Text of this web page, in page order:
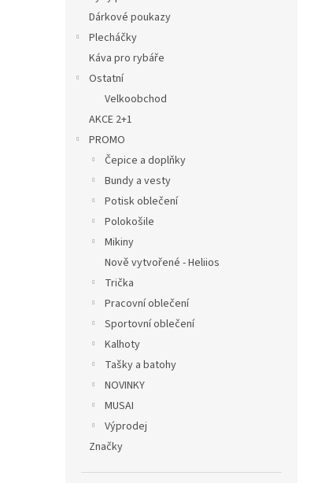
Dárkové poukazy
Plecháčky
Káva pro rybáře
Ostatní
Velkoobchod
AKCE 2+1
PROMO
Čepice a doplňky
Bundy a vesty
Potisk oblečení
Polokošile
Mikiny
Nově vytvořené - Heliios
Trička
Pracovní oblečení
Sportovní oblečení
Kalhoty
Tašky a batohy
NOVINKY
MUSAI
Výprodej
Značky